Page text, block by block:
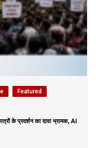
Featured
के प्रदर्शन का दावा भ्रामक, AI